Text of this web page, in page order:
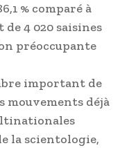
% comparé à
de 4 020 saisines
préoccupante
important de
mouvements déjà
la scientologie,